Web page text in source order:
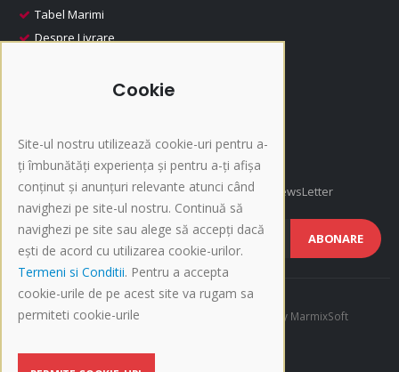
Cookie
Site-ul nostru utilizează cookie-uri pentru a-
ți îmbunătăți experiența și pentru a-ți afișa
conținut și anunțuri relevante atunci când
navighezi pe site-ul nostru. Continuă să
navighezi pe site sau alege să accepți dacă
ești de acord cu utilizarea cookie-urilor.
Termeni si Conditii. Pentru a accepta
cookie-urile de pe acest site va rugam sa
permiteti cookie-urile
Tabel Marimi
Despre Livrare
Inscriere NewsLetter
Afla cele mai noi oferte si promotii, Inscrie-te la NewsLetter
ABONARE
©Copyright 2015-present i-Fashion.ro. Developed by MarmixSoft